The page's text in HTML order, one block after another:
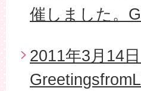
催しました。
2011年3月14